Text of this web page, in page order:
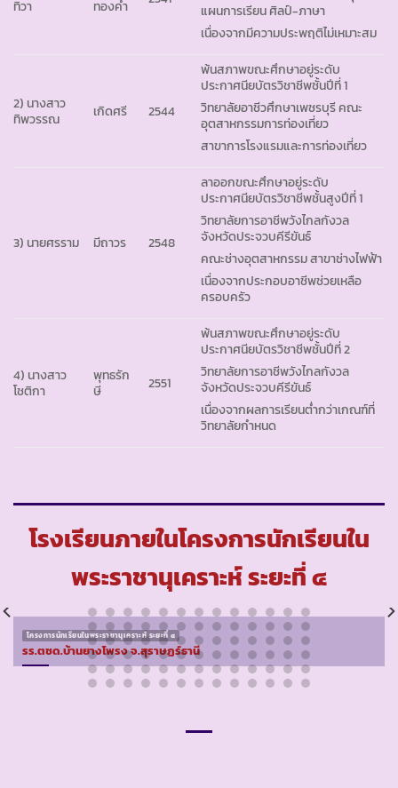
ทิวา
ทองคำ
แผนการเรียน ศิลป์-ภาษา
เนื่องจากมีความประพฤติไม่เหมาะสม
2) นางสาว
ทิพวรรณ
เกิดศรี 2544
พ้นสภาพขณะศึกษาอยู่ระดับ
ประกาศนียบัตรวิชาชีพชั้นปีที่ 1
วิทยาลัยอาชีวศึกษาเพชรบุรี คณะ
อุตสาหกรรมการท่องเที่ยว
สาขาการโรงแรมและการท่องเที่ยว
3) นายศรราม มีถาวร 2548
ลาออกขณะศึกษาอยู่ระดับ
ประกาศนียบัตรวิชาชีพชั้นสูงปีที่ 1
วิทยาลัยการอาชีพวังไกลกังวล
จังหวัดประจวบคีรีขันธ์
คณะช่างอุตสาหกรรม สาขาช่างไฟฟ้า
เนื่องจากประกอบอาชีพช่วยเหลือ
ครอบครัว
4) นางสาว
โชติกา
พุทธรัก
ษี
2551
พ้นสภาพขณะศึกษาอยู่ระดับ
ประกาศนียบัตรวิชาชีพชั้นปีที่ 2
วิทยาลัยการอาชีพวังไกลกังวล
จังหวัดประจวบคีรีขันธ์
เนื่องจากผลการเรียนต่ำกว่าเกณฑ์ที่
วิทยาลัยกำหนด
โรงเรียนภายในโครงการนักเรียนใน
พระราชานุเคราะห์ ระยะที่ ๔
โครงการนักเรียนในพระราชานุเคราะห์ ระยะที่ ๔
รร.ตชด.บ้านยางโพรง จ.สุราษฏร์ธานี